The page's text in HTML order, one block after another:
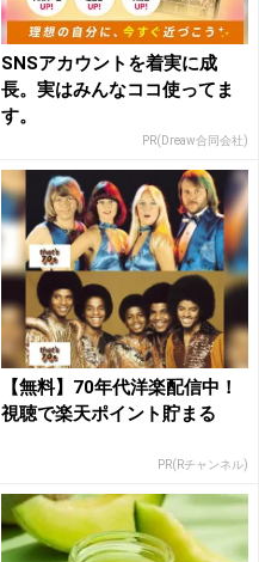
SNSアカウントを着実に成
長。実はみんなココ使ってま
す。
PR(Dreaw合同会社)
【無料】70年代洋楽配信中！
視聴で楽天ポイント貯まる
PR(Rチャンネル)